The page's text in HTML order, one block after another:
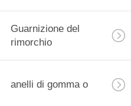
Guarnizione del
rimorchio
anelli di gomma o